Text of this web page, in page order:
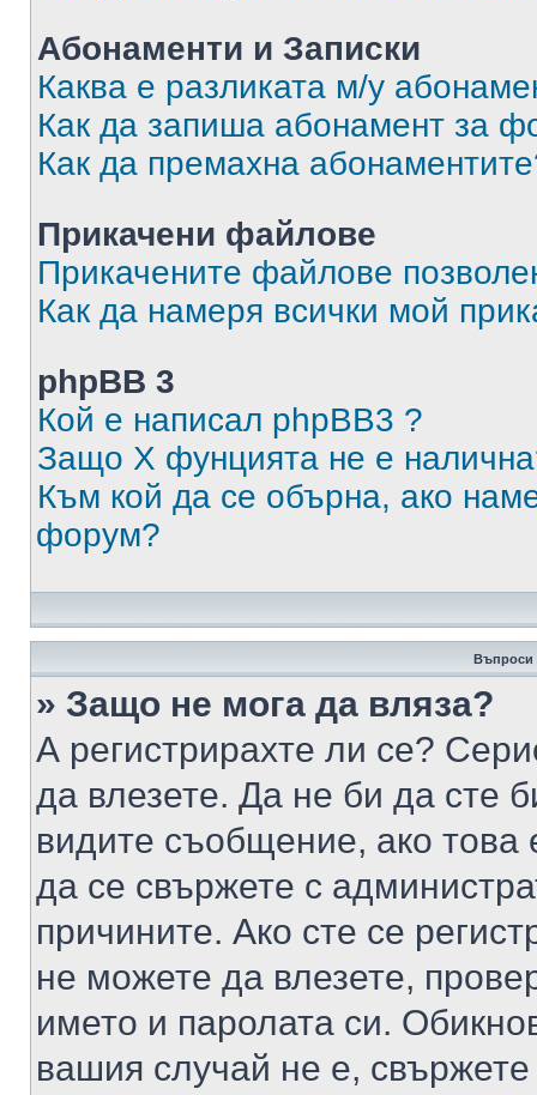
Абонаменти и Записки
Каква е разликата м/у
Как да запиша абонамент за
Как да премахна
Прикачени файлове
Прикачените файлове
Как да намеря всички мой
phpBB 3
Кой е написал phpBB3 ?
Защо X фунцията не е
Към кой да се обърна, ако
форум?
Въпроси
» Защо не мога да вляза?
А регистрирахте ли се?
да влезете. Да не би да сте
видите съобщение, ако това
да се свържете с
причините. Ако сте се
не можете да влезете,
името и паролата си.
вашия случай не е,